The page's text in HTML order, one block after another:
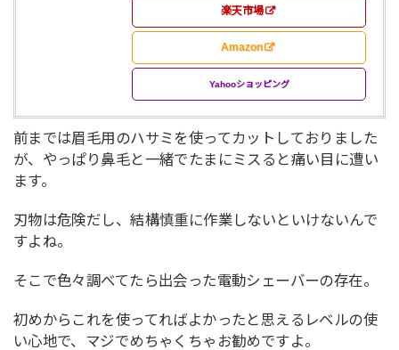
楽天市場
Amazon
Yahooショッピング
前までは眉毛用のハサミを使ってカットしておりました
が、やっぱり鼻毛と一緒でたまにミスると痛い目に遭い
ます。
刃物は危険だし、結構慎重に作業しないといけないんで
すよね。
そこで色々調べてたら出会った電動シェーバーの存在。
初めからこれを使ってればよかったと思えるレベルの使
い心地で、マジでめちゃくちゃお勧めですよ。